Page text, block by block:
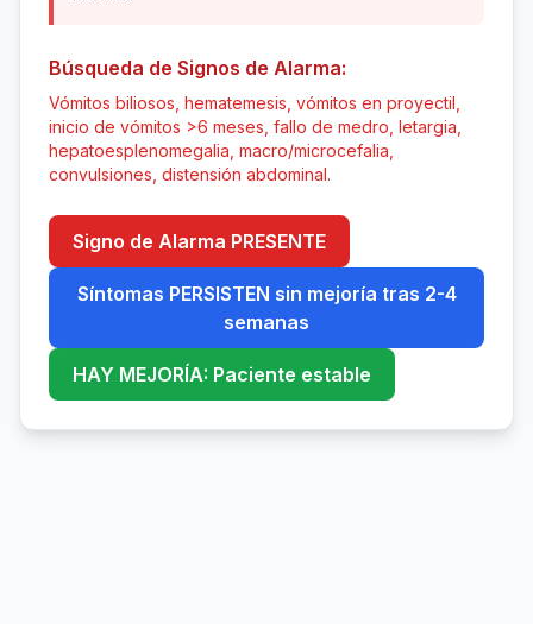
Búsqueda de Signos de Alarma:
Vómitos biliosos, hematemesis, vómitos en proyectil,
inicio de vómitos >6 meses, fallo de medro, letargia,
hepatoesplenomegalia, macro/microcefalia,
convulsiones, distensión abdominal.
Signo de Alarma PRESENTE
Síntomas PERSISTEN sin mejoría tras 2-4
semanas
HAY MEJORÍA: Paciente estable